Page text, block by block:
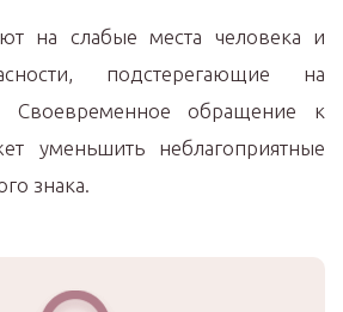
на слабые места человека и
подстерегающие на
Своевременное обращение к
уменьшить неблагоприятные
знака.